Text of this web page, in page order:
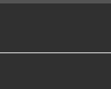
た場合に限る。）
ことがあります。共同